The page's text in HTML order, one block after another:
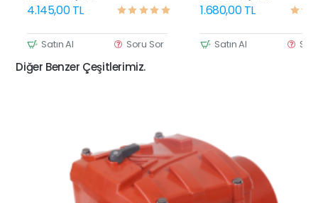
4.145,00 TL
Satın Al Soru Sor
1.680,00 TL
Satın Al
Diğer Benzer Çeşitlerimiz.